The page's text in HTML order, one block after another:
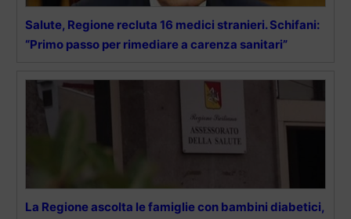
Salute, Regione recluta 16 medici stranieri. Schifani:
“Primo passo per rimediare a carenza sanitari”
La Regione ascolta le famiglie con bambini diabetici,